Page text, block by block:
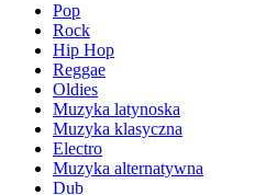
Pop
Rock
Hip Hop
Reggae
Oldies
Muzyka latynoska
Muzyka klasyczna
Electro
Muzyka alternatywna
Dub